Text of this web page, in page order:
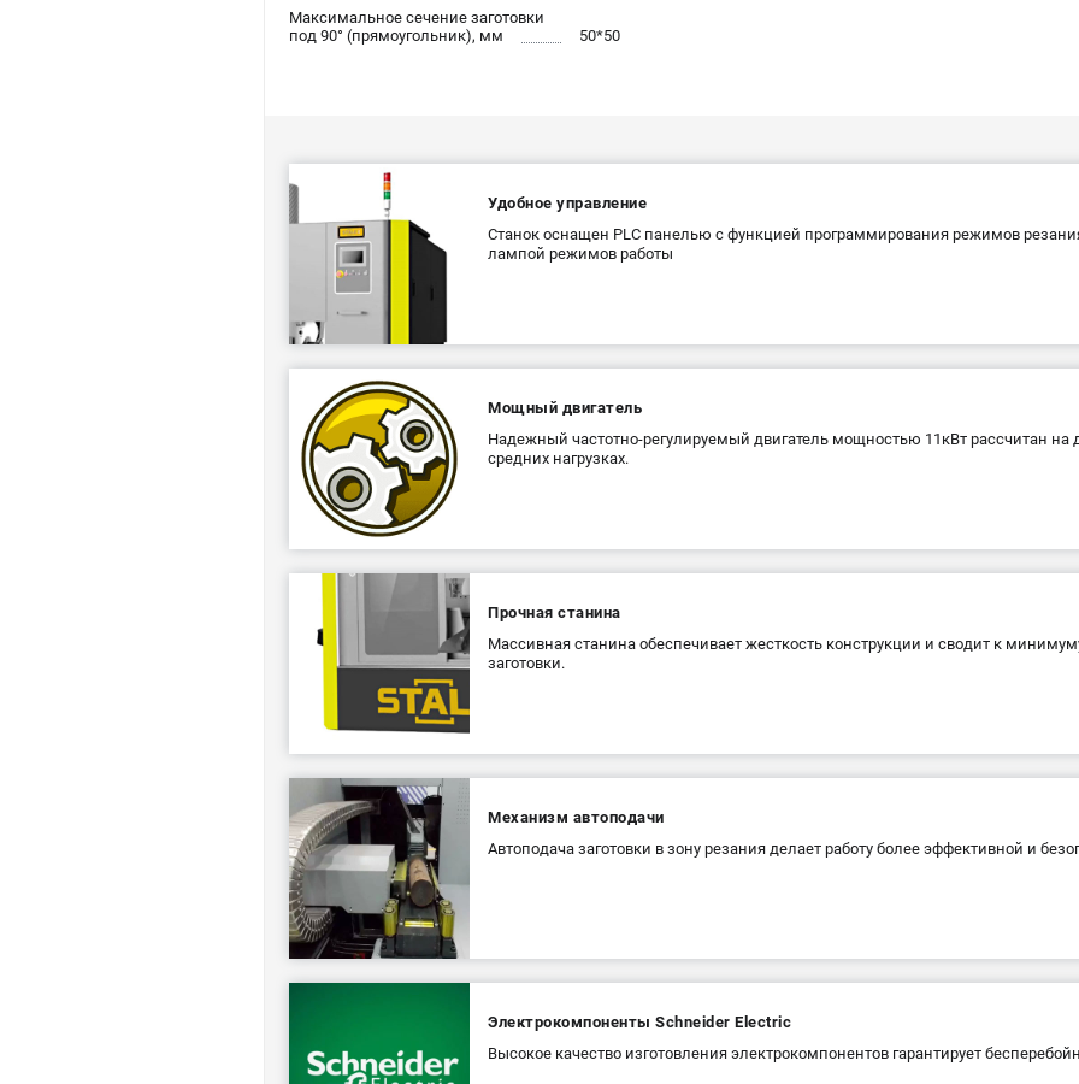
Максимальное сечение заготовки
под 90° (прямоугольник), мм
50*50
Удобное управление
Станок оснащен PLC панелью с функцией программирования режимов
лампой режимов работы
Мощный двигатель
Надежный частотно-регулируемый двигатель мощностью 11кВт рассчитан на
средних нагрузках.
Прочная станина
Массивная станина обеспечивает жeсткость конструкции и сводит к
заготовки.
Механизм автоподачи
Автоподача заготовки в зону резания делает работу более эффективной и
Электрокомпоненты Schneider Electric
Высокое качество изготовления электрокомпонентов гарантирует